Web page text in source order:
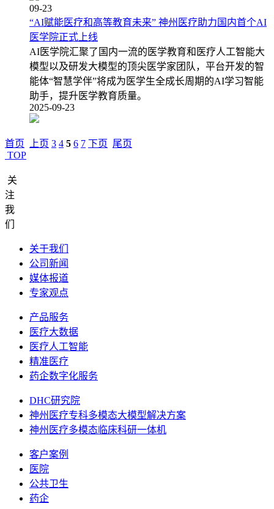
09-23
“AI赋能医疗和高等教育未来” 神州医疗助力国内首个AI
医学院正式上线
AI医学院汇聚了国内一流的医学教育和医疗人工智能大
模型以及研发大模型的顶尖医学家团队，平台开发的智
能体“智慧学伴”将成为医学生全成长周期的AI学习智能
助手，提升医学教育质量。
2025-09-23
首页 上页 3 4 5 6 7 下页 尾页
TOP
关
注
我
们
关于我们
公司新闻
媒体报道
专家观点
产品服务
医疗大数据
医疗人工智能
精准医疗
药企数字化服务
DHC研究院
神州医疗专科多模态大模型解决方案
神州医疗多模态临床科研一体机
客户案例
医院
公共卫生
药企